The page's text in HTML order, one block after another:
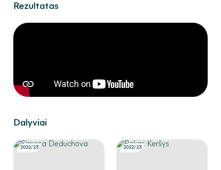
Rezultatas
Dalyviai
2022/23 2022/23